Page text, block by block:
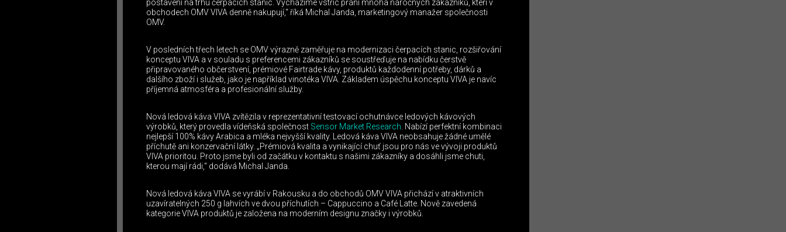
postavení na trhu čerpacích stanic. Vycházíme vstříc přání mnoha náročných zákazníků, kteří v
obchodech OMV VIVA denně nakupují,“ říká Michal Janda, marketingový manažer společnosti
OMV.
V posledních třech letech se OMV výrazně zaměřuje na modernizaci čerpacích stanic, rozšiřování
konceptu VIVA a v souladu s preferencemi zákazníků se soustřeďuje na nabídku čerstvě
připravovaného občerstvení, prémiové Fairtrade kávy, produktů každodenní potřeby, dárků a
dalšího zboží i služeb, jako je například vinotéka VIVA. Základem úspěchu konceptu VIVA je navíc
příjemná atmosféra a profesionální služby.
Nová ledová káva VIVA zvítězila v reprezentativní testovací ochutnávce ledových kávových
výrobků, který provedla vídeňská společnost Sensor Market Research . Nabízí perfektní kombinaci
nejlepší 100% kávy Arabica a mléka nejvyšší kvality. Ledová káva VIVA neobsahuje žádné umělé
příchutě ani konzervační látky. „Prémiová kvalita a vynikající chuť jsou pro nás ve vývoji produktů
VIVA prioritou. Proto jsme byli od začátku v kontaktu s našimi zákazníky a dosáhli jsme chuti,
kterou mají rádi,“ dodává Michal Janda.
Nová ledová káva VIVA se vyrábí v Rakousku a do obchodů OMV VIVA přichází v atraktivních
uzavíratelných 250 g lahvích ve dvou příchutích – Cappuccino a Café Latte. Nově zavedená
kategorie VIVA produktů je založena na moderním designu značky i výrobků.